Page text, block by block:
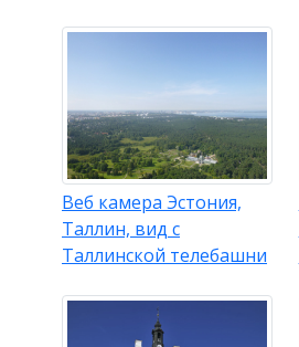
Веб камера Эстония,
Таллин, вид с
Таллинской телебашни